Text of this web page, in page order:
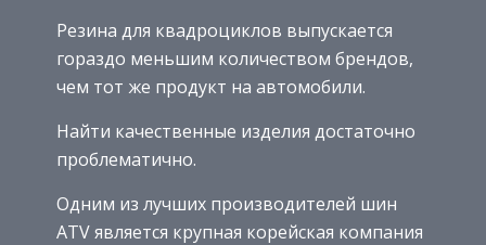
Резина для квадроциклов выпускается
гораздо меньшим количеством брендов,
чем тот же продукт на автомобили.
Найти качественные изделия достаточно
проблематично.
Одним из лучших производителей шин
ATV является крупная корейская компания